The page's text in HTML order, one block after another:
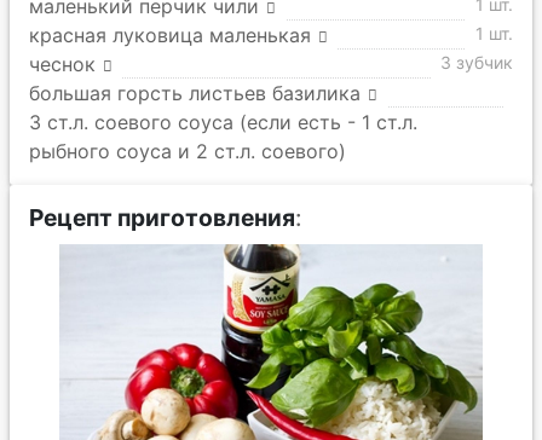
маленький перчик чили 1 шт.
красная луковица маленькая 1 шт.
чеснок 3 зубчик
большая горсть листьев базилика
3 ст.л. соевого соуса (если есть - 1 ст.л.
рыбного соуса и 2 ст.л. соевого)
Рецепт приготовления: